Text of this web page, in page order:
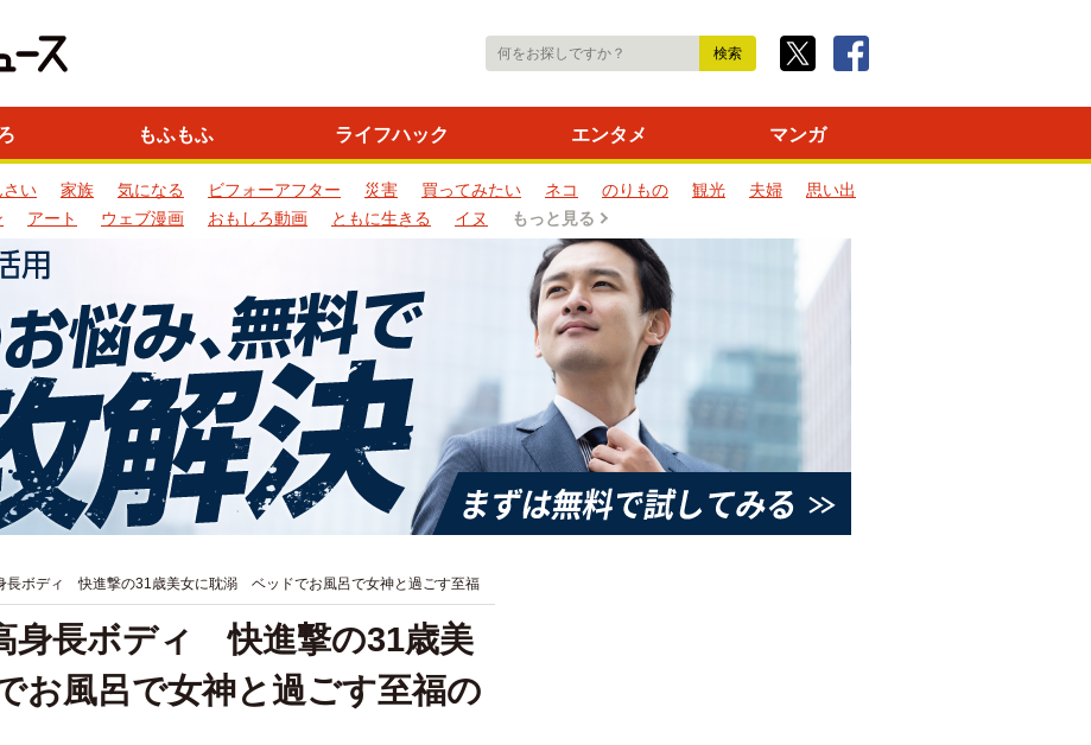
もふもふ ライフハック エンタメ マンガ
さい 家族 気になる ビフォーアフター 災害 買ってみたい ネコ のりもの 観光 夫婦
思い出
アート ウェブ漫画 おもしろ動画 ともに生きる イヌ もっと見る
長ボディ 快進撃の31歳美女に耽溺 ベッドでお風呂で女神と過ごす至福
身長ボディ 快進撃の31歳美
風呂で女神と過ごす至福の